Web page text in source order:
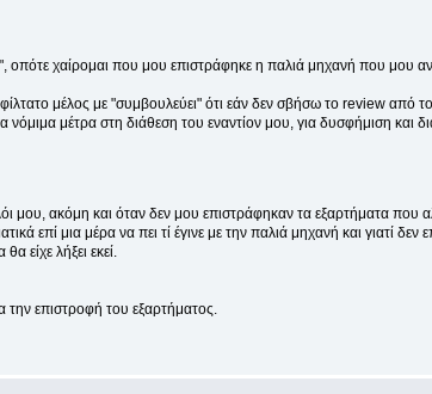
χαίρομαι που μου επιστράφηκε η παλιά μηχανή που μου
μέλος με "συμβουλεύει" ότι εάν δεν σβήσω το review
μέτρα στη διάθεση του εναντίον μου, για δυσφήμιση και
ακόμη και όταν δεν μου επιστράφηκαν τα εξαρτήματα που
μια μέρα να πει τί έγινε με την παλιά μηχανή και γιατί δεν
είχε λήξει εκεί.
την επιστροφή του εξαρτήματος.